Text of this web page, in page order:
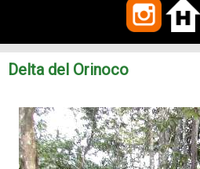
Delta del Orinoco